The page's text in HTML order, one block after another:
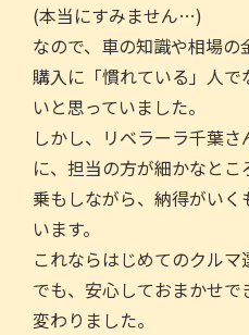
(本当にすみません…)
なので、車の知識や相場
購入に「慣れている」人
いと思っていました。
しかし、リベラーラ千葉
に、担当の方が細かなと
乗もしながら、納得がい
います。
これならはじめてのクル
でも、安心しておまかせ
変わりました。